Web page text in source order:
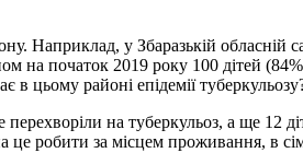
Наприклад, у Збаразькій
на початок 2019 року 100 дітей
цьому районі епідемії
на туберкульоз, а ще 12
робити за місцем проживання, в